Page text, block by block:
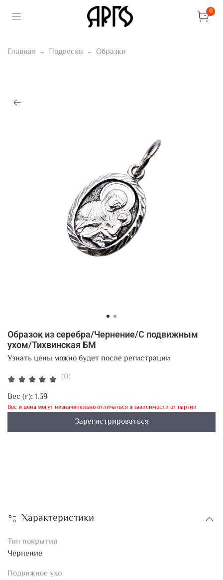
0
Главная Подвески Образки
(0)
Образок из серебра/Чернение/С подвижным
ухом/Тихвинская БМ
Узнать цены можно будет после регистрации
Вес (г): 1.39
Вес и цена могут незначительно отличаться в зависимости от партии
Зарегистрироваться
Характеристики
Тип покрытия
Чернение
Подвижное ухо